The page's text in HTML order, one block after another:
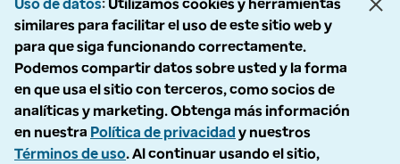
Uso de datos Utilizamos cookies y herramientas
similares para facilitar el uso de este sitio web y
para que siga funcionando correctamente.
Podemos compartir datos sobre usted y la forma
en que usa el sitio con terceros, como socios de
analíticas y marketing. Obtenga más información
en nuestra Política de privacidad y nuestros
Términos de uso. Al continuar usando el sitio,